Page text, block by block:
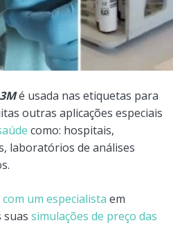
3Mé usada nas etiquetas para
outras aplicações especiais
como: hospitais,
laboratórios de análises
um especialista em
suas simulações de preço das